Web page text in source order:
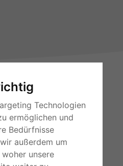
Technologien
ermöglichen und
Bedürfnisse
außerdem um
unsere
Österreich